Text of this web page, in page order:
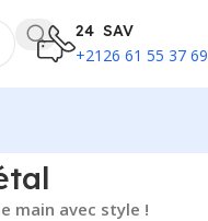
24 SAV
+2126 61 55 37 69
main avec style !